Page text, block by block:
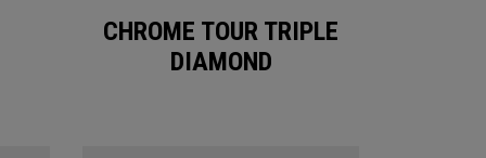
CHROME TOUR TRIPLE
DIAMOND